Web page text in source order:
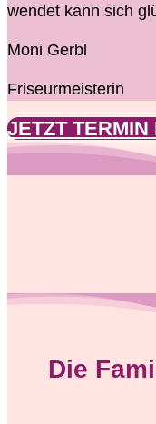
wendet kann sich
Moni Gerbl
Friseurmeisterin
JETZT
Die